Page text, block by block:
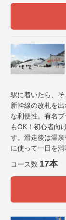
駅に着いたら、
新幹線の改札を
な利便性。有名
もOK！初心者向
す。滑走後は温
に使って一日を満
コース数 17本